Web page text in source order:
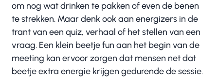
om nog wat drinken te pakken of even de benen
te strekken. Maar denk ook aan energizers in de
trant van een quiz, verhaal of het stellen van een
vraag. Een klein beetje fun aan het begin van de
meeting kan ervoor zorgen dat mensen net dat
beetje extra energie krijgen gedurende de sessie.